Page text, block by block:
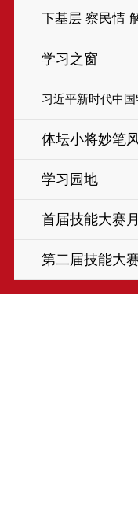
下基层 察民情
学习之窗
习近平新时代中
体坛小将妙笔
学习园地
首届技能大赛月
第二届技能大
Copyright
鄂ICP备
地址：湖